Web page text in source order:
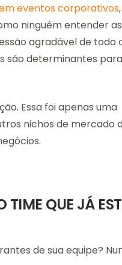
eventos corporativos
ninguém entender as
agradável de todo
são determinantes para
Essa foi apenas uma
nichos de mercado
TIME QUE JÁ
de sua equipe?